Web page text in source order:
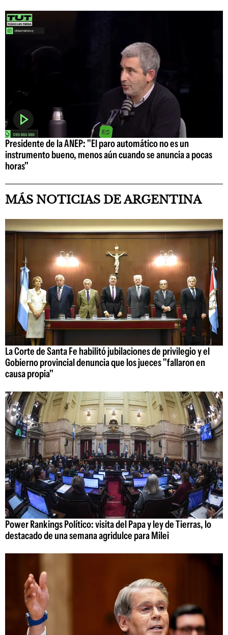
Presidente de la ANEP: "El paro automático no es un
instrumento bueno, menos aún cuando se anuncia a pocas
horas"
MÁS NOTICIAS DE ARGENTINA
La Corte de Santa Fe habilitó jubilaciones de privilegio y el
Gobierno provincial denuncia que los jueces "fallaron en
causa propia"
Power Rankings Político: visita del Papa y ley de Tierras, lo
destacado de una semana agridulce para Milei